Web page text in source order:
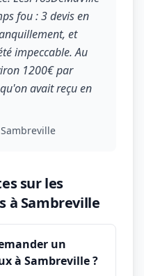
fou : 3 devis en
et
impeccable. Au
1200€ par
avait reçu en
sur les
Sambreville
un
à Sambreville ?